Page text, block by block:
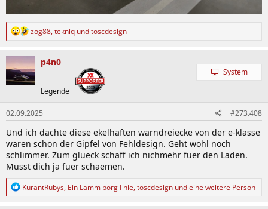
R
k
t
i
o
n
zog88, tekniq undtoscdesign
p4n0
Legende
System
02.09.2025 #273.408
Und ich dachte diese ekelhaften warndreiecke von der e-klasse
waren schon der Gipfel von Fehldesign. Geht wohl noch
schlimmer. Zum glueck schaff ich nichmehr fuer den Laden.
Musst dich ja fuer schaemen.
R
KurantRubys, Ein Lamm borg I nie, toscdesign und eine weitere Person